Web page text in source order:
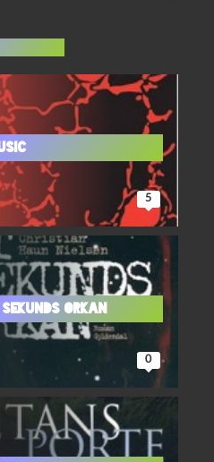
5
orkan
0